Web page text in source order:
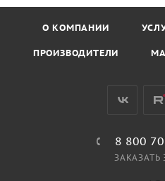
комнаты – советы от